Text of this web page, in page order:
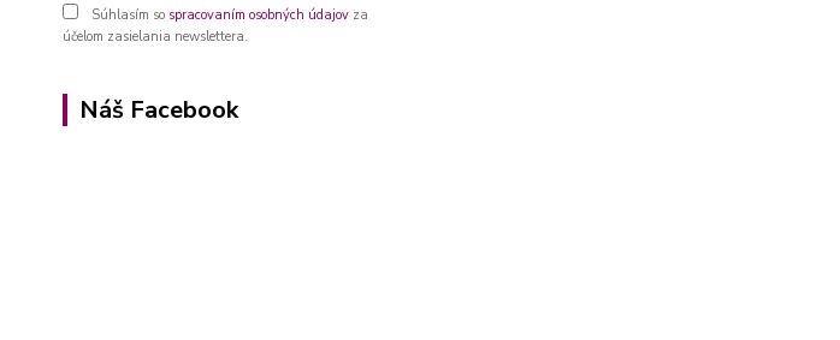
Súhlasím so spracovaním osobných údajov za
účelom zasielania newslettera.
Náš Facebook